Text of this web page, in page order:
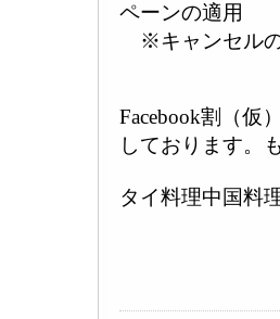
ペーンの適用
※キャンセルの
Facebook割（仮
しております。
タイ料理中国料